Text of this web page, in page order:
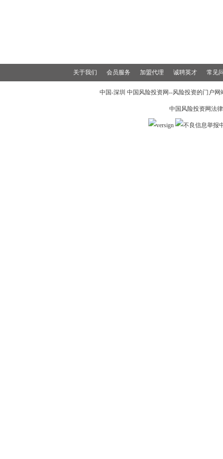
关于我们 会员服务 加盟代理 诚聘英才 常见
中国-深圳 中国风险投资网--风险投资的门户
中国风险投资网法